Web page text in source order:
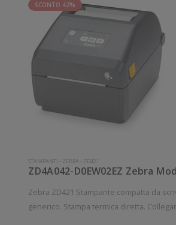
SCONTO 42%
STAMPANTI - ZEBRA - ZD421
Zebra ZD421 Stampante compatta da scrivania ad uso
generico. Stampa termica diretta.